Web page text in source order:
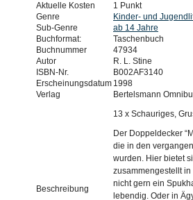
Aktuelle Kosten
1 Punkt
Genre
Kinder- und
Sub-Genre
ab 14 Jahre
Buchformat:
Taschenbuch
Buchnummer
47934
Autor
R. L. Stine
ISBN-Nr.
B002AF3140
Erscheinungsdatum 1998
Verlag
Bertelsmann
Beschreibung
13 x Schauriges,
Der Doppeldecker
die in den
wurden. Hier bietet
zusammengestellt
nicht gern ein
lebendig. Oder in